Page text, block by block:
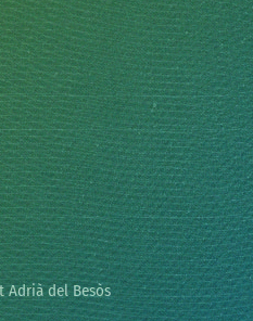
Adrià del Besòs